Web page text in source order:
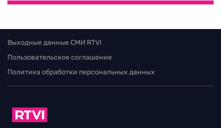
Выходные данные СМИ RTVI
Пользовательское соглашение
Политика обработки персональных данных